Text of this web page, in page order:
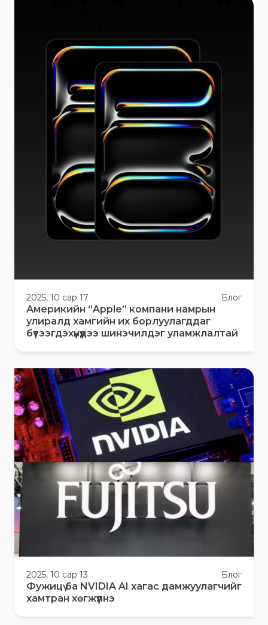
2025, 10 сар 17 Блог
Америкийн “Apple” компани намрын
улиралд хамгийн их борлуулагддаг
бүтээгдэхүүнүүдээ шинэчилдэг уламжлалтай
2025, 10 сар 13 Блог
Фужицү ба NVIDIA AI хагас дамжуулагчийг
хамтран хөгжүүлнэ